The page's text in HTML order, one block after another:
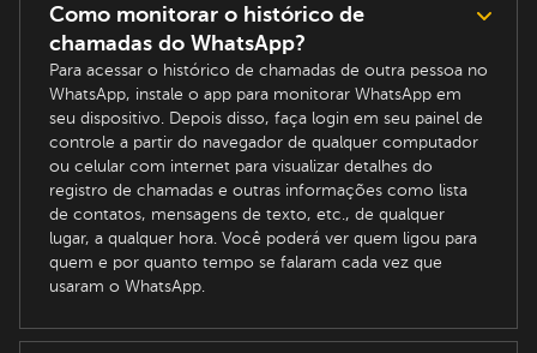
Como monitorar o histórico de
chamadas do WhatsApp?
Para acessar o histórico de chamadas de outra pessoa no
WhatsApp, instale o app para monitorar WhatsApp em
seu dispositivo. Depois disso, faça login em seu painel de
controle a partir do navegador de qualquer computador
ou celular com internet para visualizar detalhes do
registro de chamadas e outras informações como lista
de contatos, mensagens de texto, etc., de qualquer
lugar, a qualquer hora. Você poderá ver quem ligou para
quem e por quanto tempo se falaram cada vez que
usaram o WhatsApp.